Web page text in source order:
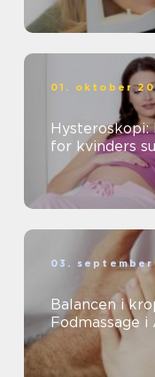
01. oktober
for kvinders
03. september
Balancen i
Fodmassage i